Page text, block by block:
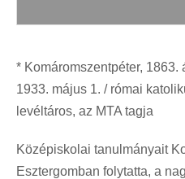
* Komáromszentpéter, 1863.
1933. május 1. / római
levéltáros, az MTA tagja
Középiskolai tanulmányait
Esztergomban folytatta, a